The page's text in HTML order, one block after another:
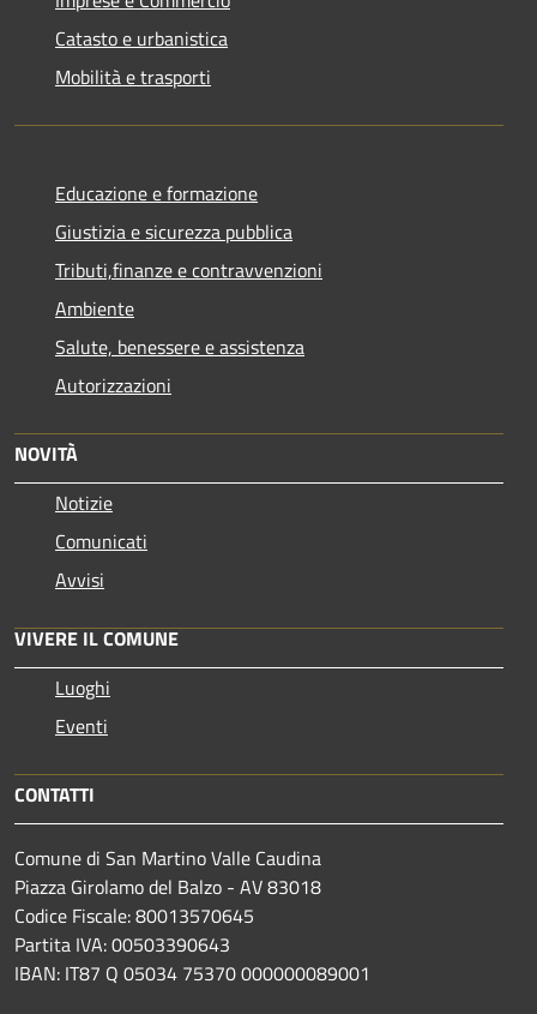
Catasto e urbanistica
Mobilità e trasporti
Educazione e formazione
Giustizia e sicurezza pubblica
Tributi,finanze e contravvenzioni
Ambiente
Salute, benessere e assistenza
Autorizzazioni
NOVITÀ
Notizie
Comunicati
Avvisi
VIVERE IL COMUNE
Luoghi
Eventi
CONTATTI
Comune di San Martino Valle Caudina
Piazza Girolamo del Balzo - AV 83018
Codice Fiscale: 80013570645
Partita IVA: 00503390643
IBAN: IT87 Q 05034 75370 000000089001